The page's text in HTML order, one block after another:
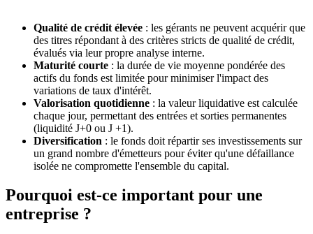
Qualité de crédit élevée : les gérants ne peuvent acquérir que
des titres répondant à des critères stricts de qualité de crédit,
évalués via leur propre analyse interne.
Maturité courte : la durée de vie moyenne pondérée des
actifs du fonds est limitée pour minimiser l'impact des
variations de taux d'intérêt.
Valorisation quotidienne : la valeur liquidative est calculée
chaque jour, permettant des entrées et sorties permanentes
(liquidité J+0 ou J +1).
Diversification : le fonds doit répartir ses investissements sur
un grand nombre d'émetteurs pour éviter qu'une défaillance
isolée ne compromette l'ensemble du capital.
Pourquoi est-ce important pour une
entreprise ?